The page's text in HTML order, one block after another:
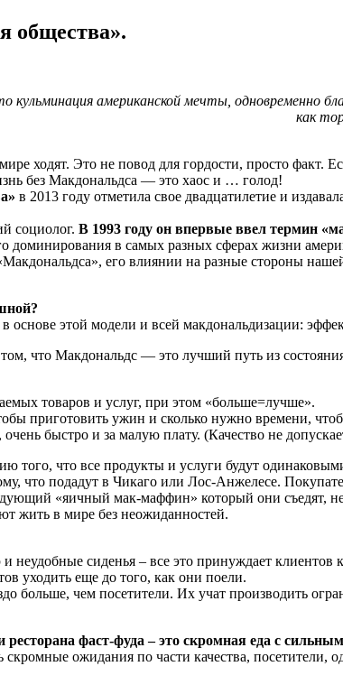
общества».
американской мечты, одновременно
как
ходят. Это не повод для гордости, просто факт.
без Макдональдса — это хаос и … голод!
в 2013 году отметила свое двадцатилетие и
социолог. В 1993 году он впервые ввел термин
доминирования в самых разных сферах жизни
его влиянии на разные стороны
этой модели и всей макдональдизации:
том, что Макдональдс — это лучший путь из
товаров и услуг, при этом «больше=лучше».
приготовить ужин и сколько нужно времени,
быстро и за малую плату. (Качество не
того, что все продукты и услуги будут
что подадут в Чикаго или Лос-Анжелесе.
«яичный мак-маффин» который они съедят,
жить в мире без неожиданностей.
сиденья – все это принуждает
уходить еще до того, как они поели.
больше, чем посетители. Их учат производить
фаст-фуда – это скромная еда с
ожидания по части качества,